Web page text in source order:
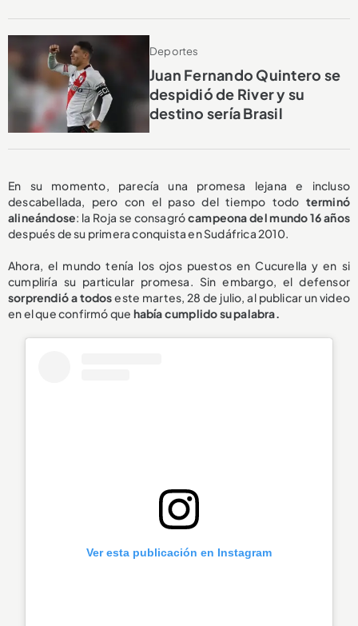
Deportes
Juan Fernando Quintero se
despidió de River y su
destino sería Brasil
En su momento, parecía una promesa lejana e incluso
descabellada, pero con el paso del tiempo todo terminó
alineándose: la Roja se consagrócampeona del mundo 16 años
después de su primera conquista en Sudáfrica 2010.
Ahora, el mundo tenía los ojos puestos en Cucurella y en si
cumpliría su particular promesa. Sin embargo, el defensor
sorprendió a todoseste martes, 28 de julio, al publicar un video
en el que confirmó que había cumplido su palabra.
Ver esta publicación en Instagram